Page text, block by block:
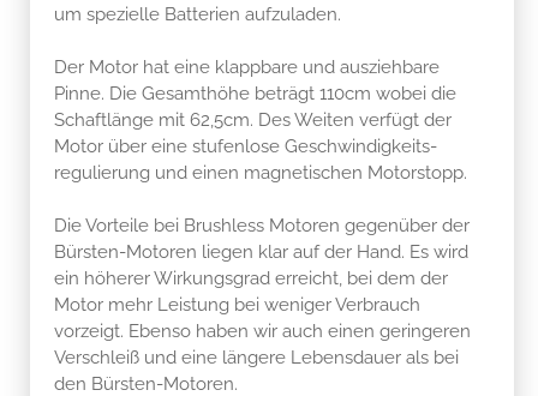
um spezielle Batterien aufzuladen.
Der Motor hat eine klappbare und ausziehbare
Pinne. Die Gesamthöhe beträgt 110cm wobei die
Schaftlänge mit 62,5cm. Des Weiten verfügt der
Motor über eine stufenlose Geschwindigkeits-
regulierung und einen magnetischen Motorstopp.
Die Vorteile bei Brushless Motoren gegenüber der
Bürsten-Motoren liegen klar auf der Hand. Es wird
ein höherer Wirkungsgrad erreicht, bei dem der
Motor mehr Leistung bei weniger Verbrauch
vorzeigt. Ebenso haben wir auch einen geringeren
Verschleiß und eine längere Lebensdauer als bei
den Bürsten-Motoren.